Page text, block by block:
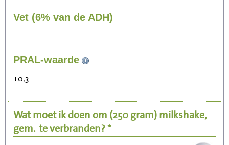
Vet (6% van de ADH)
PRAL-waarde
+0,3
Wat moet ik doen om (250 gram)milkshake,
gem. te verbranden? *
Zitten, tv kijken
Wandelen (5 km/uur) 57